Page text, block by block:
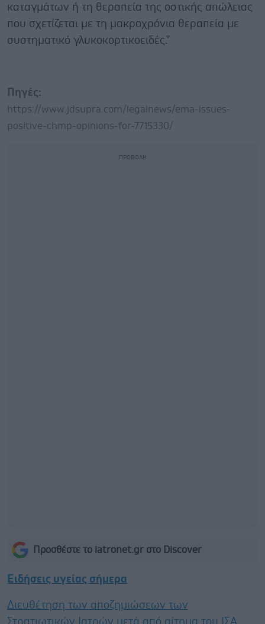
καταγμάτων ή τη θεραπεία της οστικής απώλειας
που σχετίζεται με τη μακροχρόνια θεραπεία με
συστηματικό γλυκοκορτικοειδές."
Πηγές:
https://www.jdsupra.com/legalnews/ema-issues-
positive-chmp-opinions-for-7715330/
Προσθέστε το iatronet.gr στο Discover
Ειδήσεις υγείας σήμερα
Διευθέτηση των αποζημιώσεων των
Στρατιωτικών Ιατρών μετά από αίτημα του ΙΣΑ